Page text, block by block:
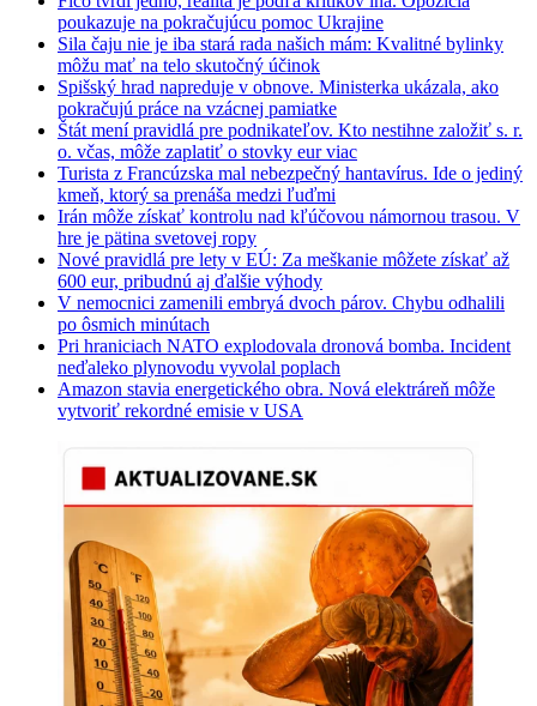
poukazuje na pokračujúcu pomoc Ukrajine
Sila čaju nie je iba stará rada našich mám: Kvalitné bylinky
môžu mať na telo skutočný účinok
Spišský hrad napreduje v obnove. Ministerka ukázala, ako
pokračujú práce na vzácnej pamiatke
Štát mení pravidlá pre podnikateľov. Kto nestihne založiť s. r.
o. včas, môže zaplatiť o stovky eur viac
Turista z Francúzska mal nebezpečný hantavírus. Ide o jediný
kmeň, ktorý sa prenáša medzi ľuďmi
Irán môže získať kontrolu nad kľúčovou námornou trasou. V
hre je pätina svetovej ropy
Nové pravidlá pre lety v EÚ: Za meškanie môžete získať až
600 eur, pribudnú aj ďalšie výhody
V nemocnici zamenili embryá dvoch párov. Chybu odhalili
po ôsmich minútach
Pri hraniciach NATO explodovala dronová bomba. Incident
neďaleko plynovodu vyvolal poplach
Amazon stavia energetického obra. Nová elektráreň môže
vytvoriť rekordné emisie v USA